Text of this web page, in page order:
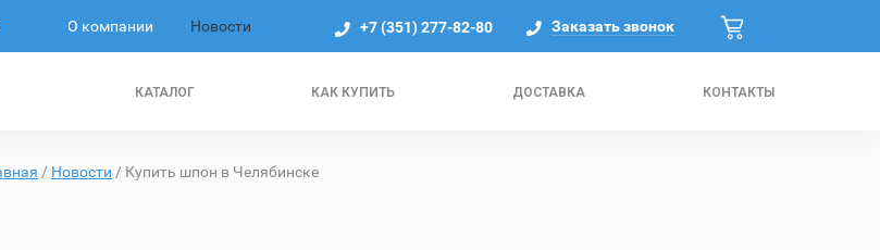
КАТАЛОГ КАК КУПИТЬ ДОСТАВКА КОНТАКТЫ
О компании Новости +7 (351) 277-82-80 Заказать звонок
/ Новости / Купить шпон в Челябинске